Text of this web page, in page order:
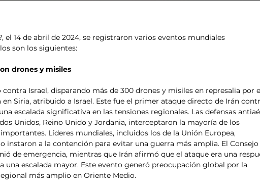
el 14 de abril de 2024, se registraron varios eventos mundiales
son los siguientes:
drones y misiles
Israel, disparando más de 300 drones y misiles en represalia por
en Siria, atribuido a Israel. Este fue el primer ataque directo de Irán
escalada significativa en las tensiones regionales. Las defensas
Unidos, Reino Unido y Jordania, interceptaron la mayoría de los
Líderes mundiales, incluidos los de la Unión Europea,
instaron a la contención para evitar una guerra más amplia. El
de emergencia, mientras que Irán afirmó que el ataque era una
una escalada mayor. Este evento generó preocupación global por la
más amplio en Oriente Medio.